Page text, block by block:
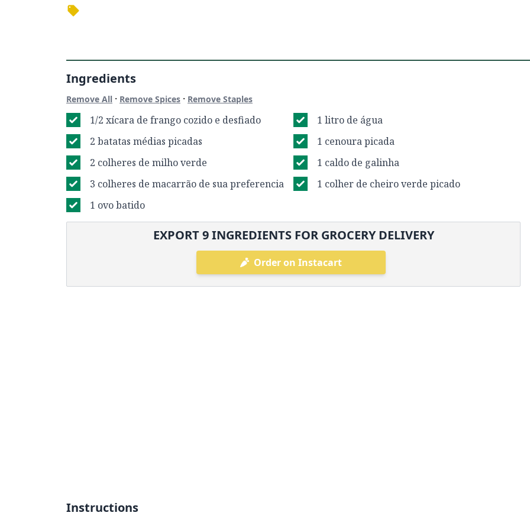
Ingredients
Remove All · Remove Spices · Remove Staples
1/2 xícara de frango cozido e desfiado
1 litro de água
2 batatas médias picadas
1 cenoura picada
2 colheres de milho verde
1 caldo de galinha
3 colheres de macarrão de sua preferencia
1 colher de cheiro verde picado
1 ovo batido
EXPORT9INGREDIENTS FOR GROCERY DELIVERY
Order on Instacart
Instructions